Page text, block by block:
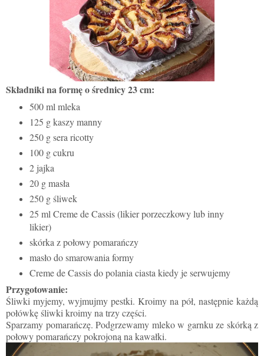
Składniki na formę o średnicy 23 cm:
500 ml mleka
125 g kaszy manny
250 g sera ricotty
100 g cukru
2 jajka
20 g masła
250 g śliwek
25 ml Creme de Cassis (likier porzeczkowy lub inny
likier)
skórka z połowy pomarańczy
masło do smarowania formy
Creme de Cassis do polania ciasta kiedy je serwujemy
Przygotowanie:
Śliwki myjemy, wyjmujmy pestki. Kroimy na pół, następnie każdą
połówkę śliwki kroimy na trzy części.
Sparzamy pomarańczę. Podgrzewamy mleko w garnku ze skórką z
połowy pomarańczy pokrojoną na kawałki.